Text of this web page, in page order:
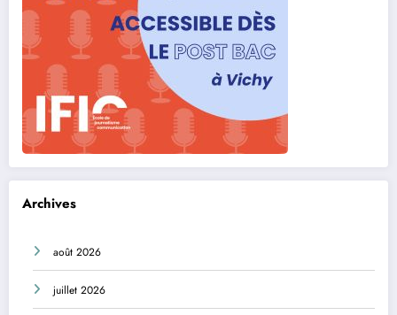
Archives
août 2026
juillet 2026